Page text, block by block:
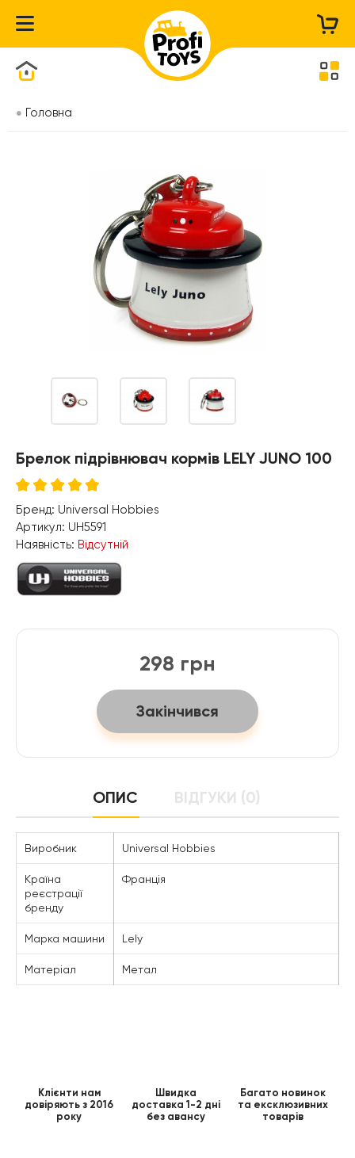
Головна
Брелок підрівнювач кормів LELY JUNO 100
Бренд: Universal Hobbies
Артикул: UH5591
Наявність: Відсутній
298 грн
Закінчився
ОПИС ВІДГУКИ (0)
Виробник Universal Hobbies
Країна
реєстрації
бренду
Франція
Марка машини Lely
Матеріал Метал
Клієнти нам
довіряють з 2016
року
Швидка
доставка 1-2 дні
без авансу
Багато новинок
та ексклюзивних
товарів
Каталог товарів